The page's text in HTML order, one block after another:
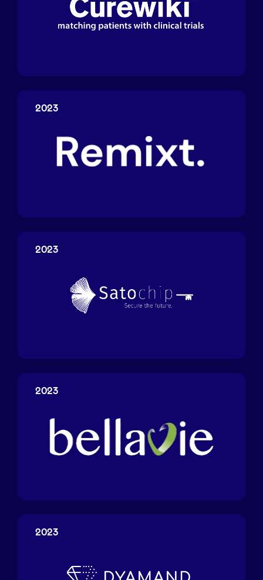
Curewiki
Remixt
2023
Satochip
2023
Bellavie
2023
2023